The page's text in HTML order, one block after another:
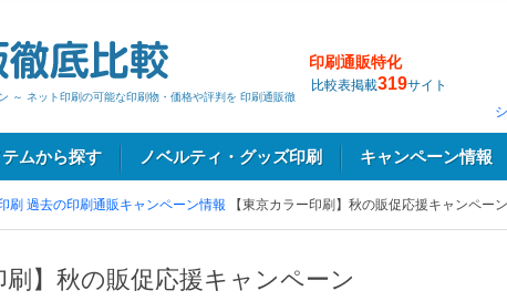
～ ネット印刷の可能な印刷物・価格や評判を 印刷通販徹
印刷通販特化
比較表掲載319サイト
ムから探す ノベルティ・グッズ印刷 キャンペーン情報
刷 過去の印刷通販キャンペーン情報 【東京カラー印刷】秋の販促応援キャンペーン
刷】秋の販促応援キャンペーン